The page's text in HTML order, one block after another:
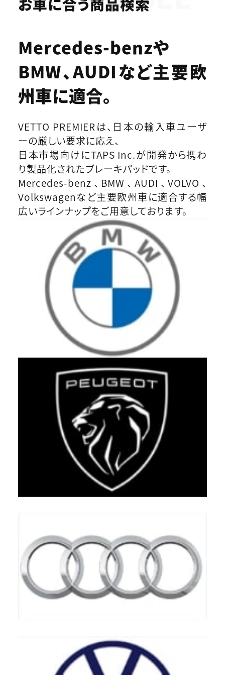
Mercedes-benzや
BMW、AUDIなど主要欧
州車に適合。
VETTO PREMIERは、日本の輸入車ユーザ
ーの厳しい要求に応え、
日本市場向けにTAPS Inc.が開発から携わ
り製品化されたブレーキパッドです。
Mercedes-benz、BMW、AUDI、VOLVO、
Volkswagenなど主要欧州車に適合する幅
広いラインナップをご用意しております。